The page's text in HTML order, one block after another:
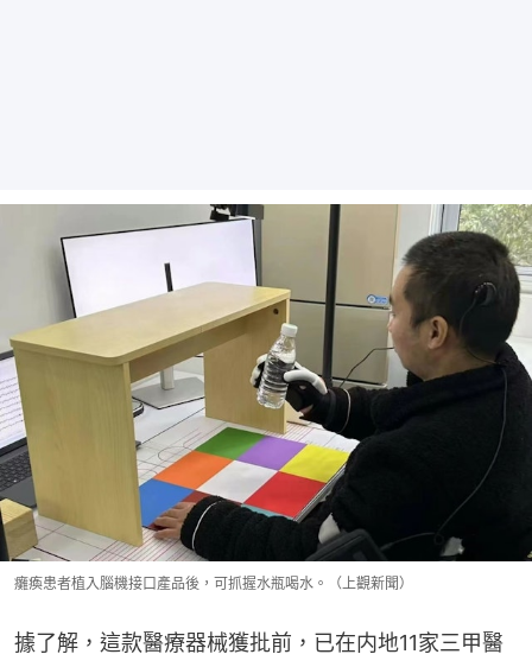
癱瘓患者植入腦機接口產品後，可抓握水瓶喝水。（上觀新聞）
據了解，這款醫療器械獲批前，已在内地11家三甲醫